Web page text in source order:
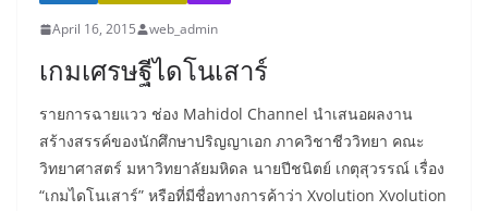
April 16, 2015 web_admin
เกมเศรษฐีไดโนเสาร์
รายการฉายแวว ช่อง Mahidol Channel นำเสนอผลงาน
สร้างสรรค์ของนักศึกษาปริญญาเอก ภาควิชาชีววิทยา คณะ
วิทยาศาสตร์ มหาวิทยาลัยมหิดล นายปีชนิตย์ เกตุสุวรรณ์ เรื่อง
“เกมไดโนเสาร์” หรือที่มีชื่อทางการค้าว่า Xvolution Xvolution